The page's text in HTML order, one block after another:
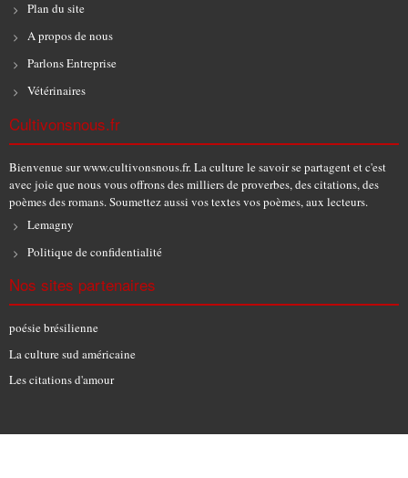
Plan du site
A propos de nous
Parlons Entreprise
Vétérinaires
Cultivonsnous.fr
Bienvenue sur www.cultivonsnous.fr. La culture le savoir se partagent et c'est
avec joie que nous vous offrons des milliers de proverbes, des citations, des
poèmes des romans. Soumettez aussi vos textes vos poèmes, aux lecteurs.
Lemagny
Politique de confidentialité
Nos sites partenaires
poésie brésilienne
La culture sud américaine
Les citations d'amour